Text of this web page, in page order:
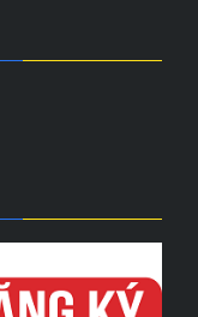
sản